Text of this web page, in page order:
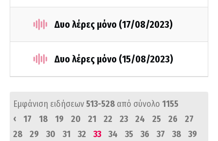
Δυο λέρες μόνο (17/08/2023)
Δυο λέρες μόνο (15/08/2023)
Εμφάνιση ειδήσεων513-528 από σύνολο 1155
‹
17 18 19 20 21 22 23 24 25 26
27
28
29 30 31 32 33 34 35 36 37 38
39